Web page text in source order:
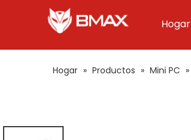
Hogar
Hogar » Productos » Mini PC »